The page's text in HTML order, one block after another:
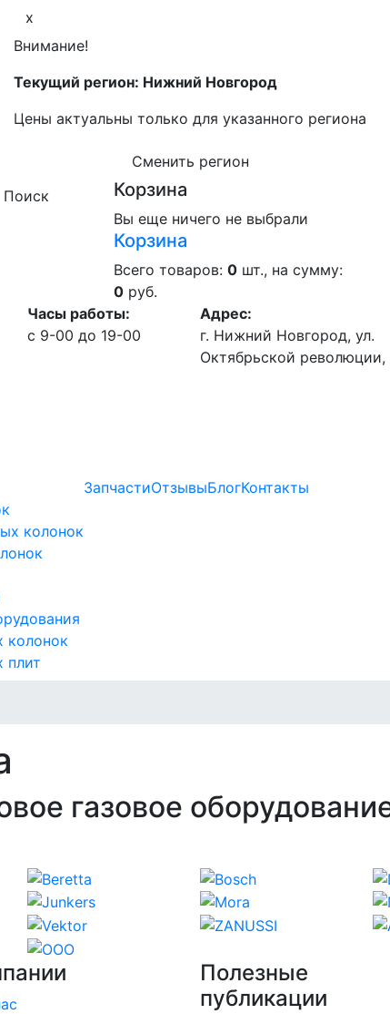
x
Внимание!
Текущий регион: Нижний Новгород
Цены актуальны только для указанного региона
Сменить регион
Поиск
Корзина
Вы еще ничего не выбрали
Корзина
Всего товаров: 0 шт., на сумму:
0 руб.
Часы работы:
c 9-00 до 19-00
Адрес:
г. Нижний Новгород, ул.
Октябрьской революции,
колонок
колонок
плит
ЗапчастиОтзывыБлогКонтакты
газовое
Полезные
публикации